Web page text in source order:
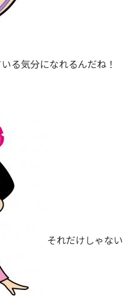
る気分になれるんだね！
それだけしゃない